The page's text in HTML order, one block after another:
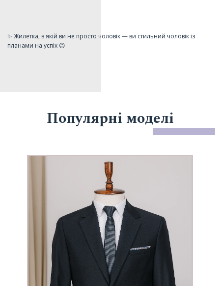
✨ Жилетка, в якій ви не просто чоловік — ви стильний чоловік із
планами на успіх 😉
Популярні моделі